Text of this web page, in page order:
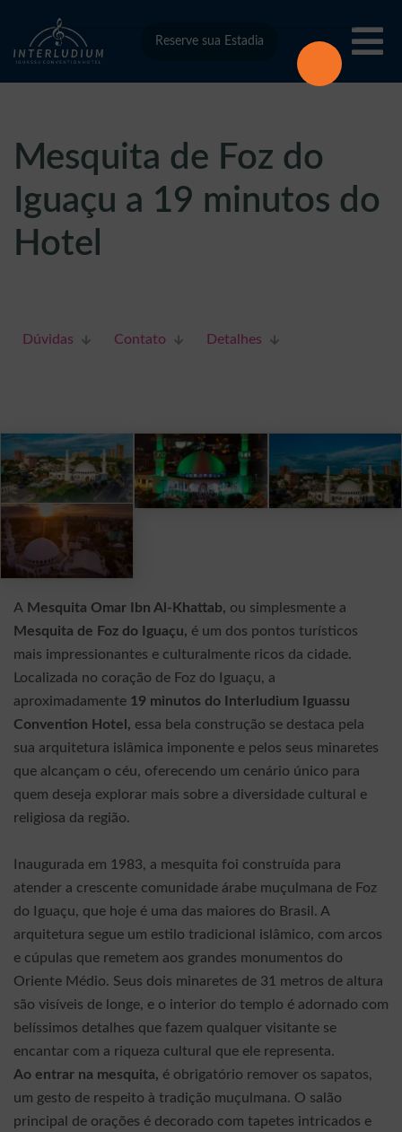
Mesquita de Foz do
Iguaçu a 19 minutos do
Hotel
Detalhes
Contato
Dúvidas
A Mesquita Omar Ibn Al-Khattab, ou simplesmente a
Mesquita de Foz do Iguaçu, é um dos pontos turísticos
mais impressionantes e culturalmente ricos da cidade.
Localizada no coração de Foz do Iguaçu, a
aproximadamente 19 minutos do Interludium Iguassu
Convention Hotel, essa bela construção se destaca pela
sua arquitetura islâmica imponente e pelos seus minaretes
que alcançam o céu, oferecendo um cenário único para
quem deseja explorar mais sobre a diversidade cultural e
religiosa da região.
Inaugurada em 1983, a mesquita foi construída para
atender a crescente comunidade árabe muçulmana de Foz
do Iguaçu, que hoje é uma das maiores do Brasil. A
arquitetura segue um estilo tradicional islâmico, com arcos
e cúpulas que remetem aos grandes monumentos do
Oriente Médio. Seus dois minaretes de 31 metros de altura
são visíveis de longe, e o interior do templo é adornado com
belíssimos detalhes que fazem qualquer visitante se
encantar com a riqueza cultural que ele representa.
Ao entrar na mesquita, é obrigatório remover os sapatos,
um gesto de respeito à tradição muçulmana. O salão
principal de orações é decorado com tapetes intricados e
Reserve sua Estadia